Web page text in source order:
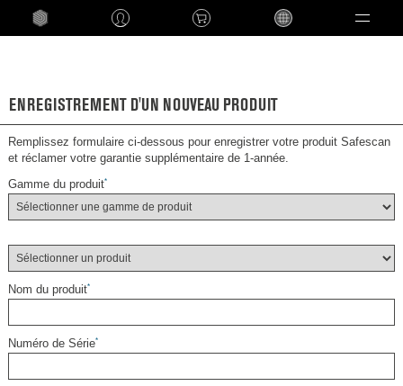
Language
ENREGISTREMENT D'UN NOUVEAU PRODUIT
Remplissez formulaire ci-dessous pour enregistrer votre produit Safescan
et réclamer votre garantie supplémentaire de 1-année.
Gamme du produit*
Nom du produit*
Numéro de Série*